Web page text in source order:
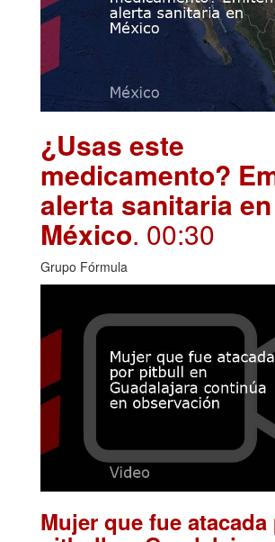
¿Usas este
medicamento?
alerta sanitaria en
México. 00:30
Grupo Fórmula
Mujer que fue